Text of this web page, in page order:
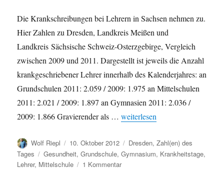
Die Krankschreibungen bei Lehrern in Sachsen nehmen zu.
Hier Zahlen zu Dresden, Landkreis Meißen und
Landkreis Sächsische Schweiz-Osterzgebirge, Vergleich
zwischen 2009 und 2011. Dargestellt ist jeweils die Anzahl
krankgeschriebener Lehrer innerhalb des Kalenderjahres: an
Grundschulen 2011: 2.059 / 2009: 1.975 an Mittelschulen
2011: 2.021 / 2009: 1.897 an Gymnasien 2011: 2.036 /
2009: 1.866 Gravierender als …„Mehr Krankheitstage bei
weiterlesen
Autor
Wolf Riepl
Veröffentlicht
am
10. Oktober 2012 Kategorien
Dresden,Zahl(en) des
Tages
Schlagwörter
Gesundheit,Grundschule,Gymnasium, Krankheitstage,
Lehrer, Mittelschule 1 Kommentarzu